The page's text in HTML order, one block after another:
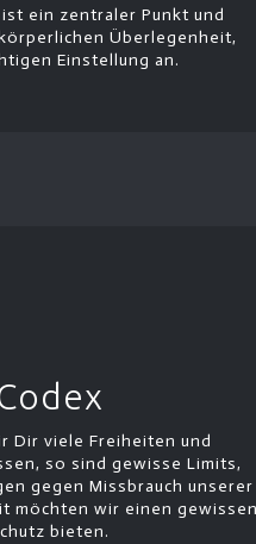
ein zentraler Punkt und
Überlegenheit,
Einstellung an.
Dir viele Freiheiten und
so sind gewisse Limits,
gegen Missbrauch unserer
möchten wir einen gewissen
bieten.